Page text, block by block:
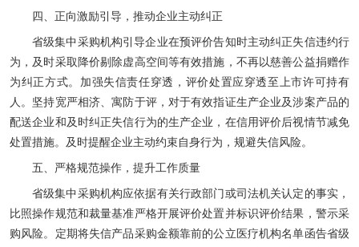
四、正向激励引导，推动企业主动纠正
省级集中采购机构引导企业在预评价告知时主动纠正失信违约行
为，及时采取降价剔除虚高空间等有效措施，不再以慈善公益捐赠作
为纠正方式。加强失信责任穿透，评价处置应穿透至上市许可持有
人。坚持宽严相济、寓防于评，对于有效指证生产企业及涉案产品的
配送企业和及时纠正失信行为的生产企业，在信用评价后视情节减免
处置措施。及时提醒企业主动约束自身行为，规避失信风险。
五、严格规范操作，提升工作质量
省级集中采购机构应依据有关行政部门或司法机关认定的事实，
比照操作规范和裁量基准严格开展评价处置并标识评价结果，警示采
购风险。定期将失信产品采购金额靠前的公立医疗机构名单函告省级